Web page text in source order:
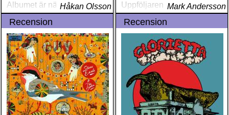
Albumet är nära, enkelt och
ärligt och handlar om
upplevelser och historier
från en ung mans liv
Håkan Olsson
Uppföljaren girar vidare mot
soul och elektroniska
eskapader
Mark Andersson
Recension Recension